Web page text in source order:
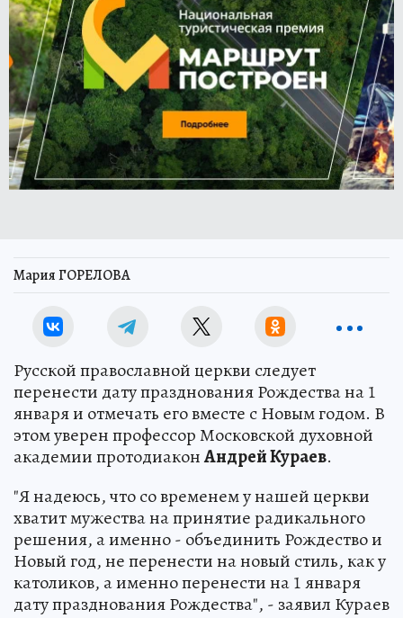
Мария ГОРЕЛОВА
Русской православной церкви следует
перенести дату празднования Рождества на 1
января и отмечать его вместе с Новым годом. В
этом уверен профессор Московской духовной
академии протодиаконАндрей Кураев.
"Я надеюсь, что со временем у нашей церкви
хватит мужества на принятие радикального
решения, а именно - объединить Рождество и
Новый год, не перенести на новый стиль, как у
католиков, а именно перенести на 1 января
дату празднования Рождества", - заявил Кураев